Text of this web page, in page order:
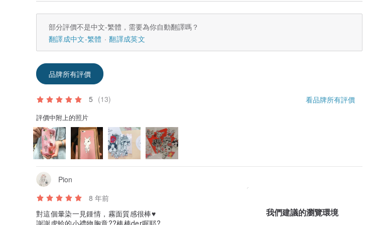
台灣部分評價不是中文-繁體，需要為你自動翻譯嗎？
翻譯成中文-繁體
翻譯成英文
品牌所有評價
5 (13) 看品牌所有評價
評價中附上的照片
Pion
8 年前
對這個暈染一見鍾情，霧面質感很棒♥️
我們建議的瀏覽環境